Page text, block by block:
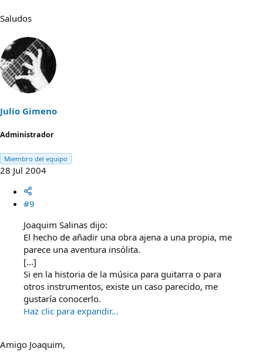
Saludos
Julio Gimeno
Administrador
Miembro del equipo
28 Jul 2004
#9
Joaquim Salinas dijo:
El hecho de añadir una obra ajena a una propia, me
parece una aventura insólita.
[...]
Si en la historia de la música para guitarra o para
otros instrumentos, existe un caso parecido, me
gustaría conocerlo.
Haz clic para expandir...
Amigo Joaquim,